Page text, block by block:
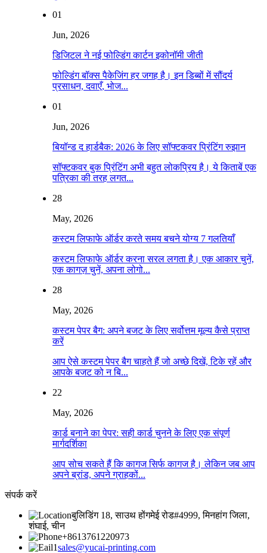
01
Jun, 2026
डिजिटल ने नई फोल्डिंग कार्टन इकोनॉमी जीती
फोल्डिंग बॉक्स पैकेजिंग हर जगह है। इन डिब्बों में सौंदर्य
प्रसाधन, दवाएँ, भोज...
01
Jun, 2026
बियॉन्ड द हार्डबैक: 2026 के लिए सॉफ्टकवर प्रिंटिंग रुझान
सॉफ्टकवर बुक प्रिंटिंग अभी बहुत लोकप्रिय है। ये किताबें एक
पत्रिका की तरह लगत...
28
May, 2026
कस्टम लिफाफे ऑर्डर करते समय बचने योग्य 7 गलतियाँ
कस्टम लिफाफे ऑर्डर करना सरल लगता है। एक आकार चुनें,
एक कागज़ चुनें, अपना लोगो...
28
May, 2026
कस्टम पेपर बैग: अपने बजट के लिए सर्वोत्तम मूल्य कैसे प्राप्त
करें
आप ऐसे कस्टम पेपर बैग चाहते हैं जो अच्छे दिखें, टिके रहें और
आपके बजट को न बि...
22
May, 2026
कार्ड बनाने का पेपर: सही कार्ड चुनने के लिए एक संपूर्ण
मार्गदर्शिका
आप सोच सकते हैं कि कागज सिर्फ कागज है। लेकिन जब आप
अपने ब्रांड, अपने ग्राहकों...
संपर्क करें
बुलिडिंग 18, साउथ होंगमेई रोड#4999, मिनहांग जिला,
शंघाई, चीन
+8613761220973
sales@yucai-printing.com